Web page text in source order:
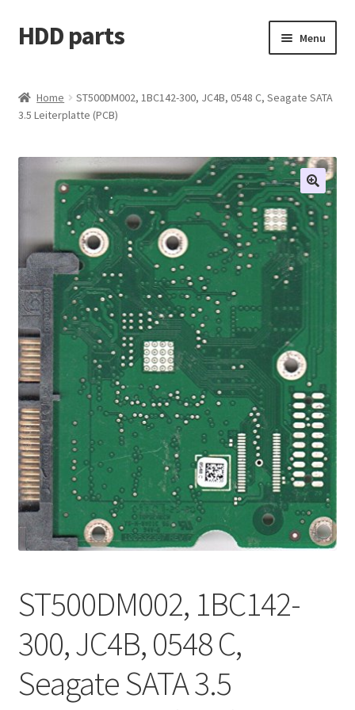
Skip
to
Skip
to
HDD parts Menu
Contact us
Account
My orders
Home
ST500DM002, 1BC142-300, JC4B, 0548 C, Seagate SATA
3.5 Leiterplatte (PCB)
ST500DM002, 1BC142-
300, JC4B, 0548 C,
Seagate SATA 3.5